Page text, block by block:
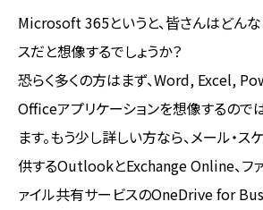
Microsoft 365というと、皆さんはどん
スだと想像するでしょうか？
恐らく多くの方はまず、Word, Excel,
Officeアプリケーションを想像するので
ます。もう少し詳しい方なら、メール・
供するOutlookとExchange Online、フ
ァイル共有サービスのOneDrive for